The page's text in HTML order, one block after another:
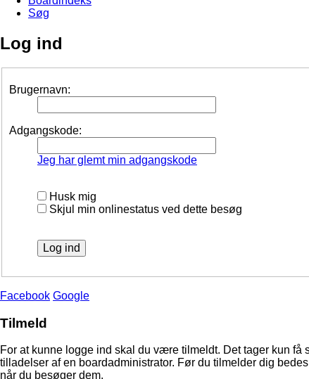
Søg
Log ind
Brugernavn:
Adgangskode:
Jeg har glemt min adgangskode
Husk mig
Skjul min onlinestatus ved dette besøg
Facebook Google
Tilmeld
For at kunne logge ind skal du være tilmeldt. Det tager kun
tilladelser af en boardadministrator. Før du tilmelder dig
når du besøger dem.